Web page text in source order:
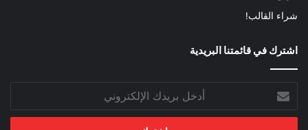
شراء القالب!
اشترك في قائمتنا البريدية
بريدك
الإلكتروني